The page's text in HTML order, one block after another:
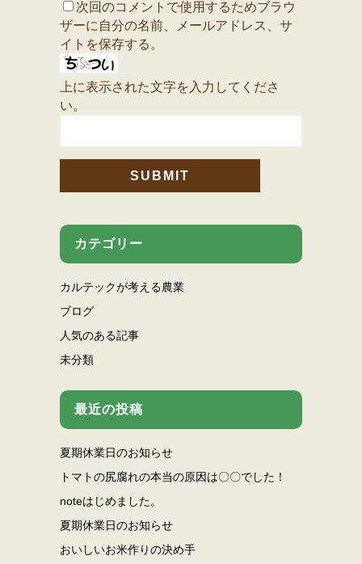
次回のコメントで使用するためブラウ
ザーに自分の名前、メールアドレス、サ
イトを保存する。
上に表示された文字を入力してくださ
い。
カテゴリー
カルテックが考える農業
ブログ
人気のある記事
未分類
最近の投稿
夏期休業日のお知らせ
トマトの尻腐れの本当の原因は〇〇でした！
noteはじめました。
夏期休業日のお知らせ
おいしいお米作りの決め手